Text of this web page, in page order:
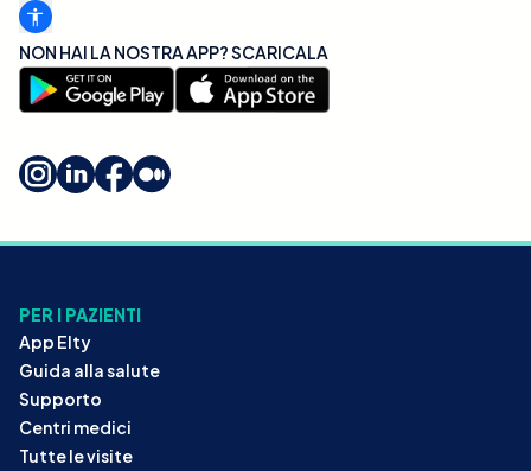
NON HAI LA NOSTRA APP? SCARICALA
PER I PAZIENTI
App Elty
Guida alla salute
Supporto
Centri medici
Tutte le visite